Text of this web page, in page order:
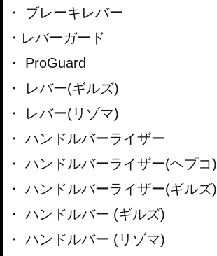
ブレーキレバー
レバーガード
ProGuard
レバー(ギルズ)
レバー(リゾマ)
ハンドルバーライザー
ハンドルバーライザー(ヘプコ)
ハンドルバーライザー(ギルズ)
ハンドルバー (ギルズ)
ハンドルバー (リゾマ)